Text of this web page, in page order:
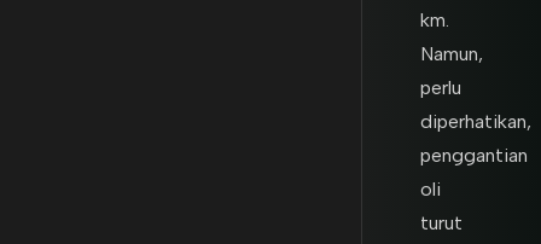
km.
Namun,
perlu
diperhatikan,
penggantian
oli
turut